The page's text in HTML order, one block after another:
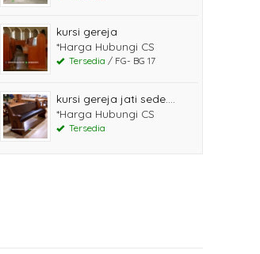
kursi gereja
*Harga Hubungi CS
Tersedia / FG- BG 17
kursi gereja jati sede....
*Harga Hubungi CS
Tersedia